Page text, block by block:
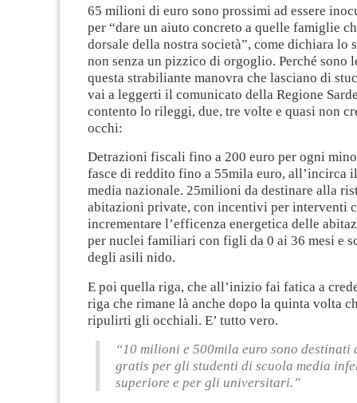
65 milioni di euro sono prossimi ad essere
per “dare un aiuto concreto a quelle famiglie
dorsale della nostra società”, come dichiara lo
non senza un pizzico di orgoglio. Perché sono
questa strabiliante manovra che lasciano di
vai a leggerti il comunicato della Regione
contento lo rileggi, due, tre volte e quasi non
occhi:
Detrazioni fiscali fino a 200 euro per ogni
fasce di reddito fino a 55mila euro, all’incirca
media nazionale. 25milioni da destinare alla
abitazioni private, con incentivi per interventi
incrementare l’efficenza energetica delle
per nuclei familiari con figli da 0 ai 36 mesi e
degli asili nido.
E poi quella riga, che all’inizio fai fatica a
riga che rimane là anche dopo la quinta volta
ripulirti gli occhiali. E’ tutto vero.
“10 milioni e 500mila euro sono destinati
gratis per gli studenti di scuola media
superiore e per gli universitari.”